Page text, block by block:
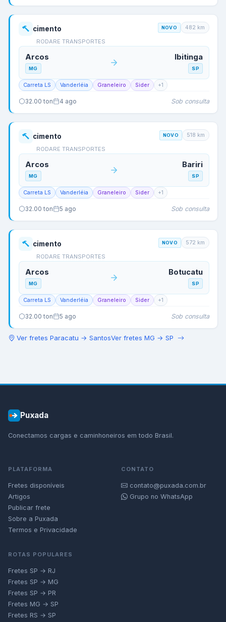
cimento
RODARE TRANSPORTES
NOVO 482 km
Arcos
MG
Ibitinga
SP
Carreta LS Vanderléia Graneleiro Sider +1
32.00 ton 4 ago Sob consulta
cimento
RODARE TRANSPORTES
NOVO 518 km
Arcos
MG
Bariri
SP
Carreta LS Vanderléia Graneleiro Sider +1
32.00 ton 5 ago Sob consulta
cimento
RODARE TRANSPORTES
NOVO 572 km
Arcos
MG
Botucatu
SP
Carreta LS Vanderléia Graneleiro Sider +1
32.00 ton 5 ago Sob consulta
Ver fretes Paracatu → SantosVer fretes MG → SP
Puxada
Conectamos cargas e caminhoneiros em todo Brasil.
PLATAFORMA
Fretes disponíveis
Artigos
Publicar frete
Sobre a Puxada
Termos e Privacidade
CONTATO
contato@puxada.com.br
Grupo no WhatsApp
ROTAS POPULARES
Fretes SP → RJ
Fretes SP → MG
Fretes SP → PR
Fretes MG → SP
Fretes RS → SP